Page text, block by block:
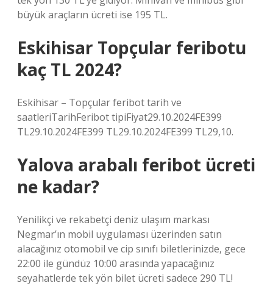
büyük araçların ücreti ise 195 TL.
Eskihisar Topçular feribotu
kaç TL 2024?
Eskihisar – Topçular feribot tarih ve
saatleriTarihFeribot tipiFiyat29.10.2024FE399
TL29.10.2024FE399 TL29.10.2024FE399 TL29,10.
Yalova arabalı feribot ücreti
ne kadar?
Yenilikçi ve rekabetçi deniz ulaşım markası
Negmar’ın mobil uygulaması üzerinden satın
alacağınız otomobil ve cip sınıfı biletlerinizde, gece
22:00 ile gündüz 10:00 arasında yapacağınız
seyahatlerde tek yön bilet ücreti sadece 290 TL!